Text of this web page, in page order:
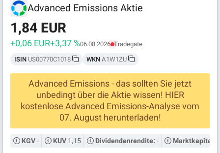
Advanced Emissions Aktie
1,84 EUR
+0,06 EUR+3,37 %06.08.2026 Tradegate
ISIN US00770C1018 WKNA1W1ZU
Advanced Emissions - das sollten Sie jetzt
unbedingt über die Aktie wissen! HIER
kostenlose Advanced Emissions-Analyse vom
07. August herunterladen!
KGV- KUV1,15 Dividendenrendite:-